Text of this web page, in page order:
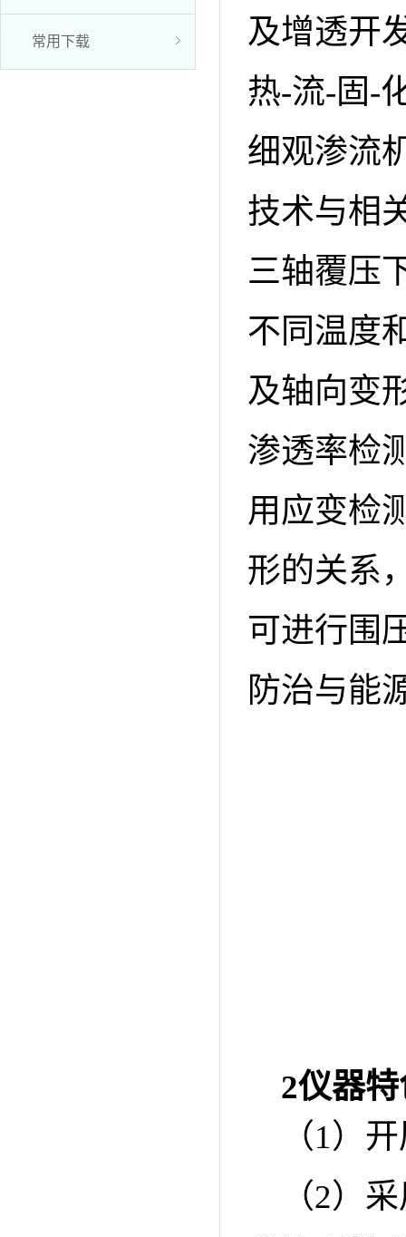
常用下载
及增透开
热-流-固-
细观渗流
技术与相
三轴覆压
不同温度
及轴向变
渗透率检
用应变检
形的关系
可进行围
防治与能
2仪器
（1）
（2）